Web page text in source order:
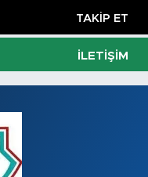
TAKIP ET
İLETIŞIM